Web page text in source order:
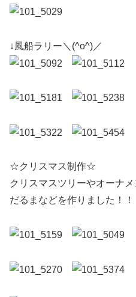
↓風船ラリー＼(^o^)／
☆クリスマス制作☆
クリスマスツリーやオーナ
だるまなどを作りました！！